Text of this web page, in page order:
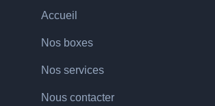
Accueil
Nos boxes
Nos services
Nous contacter